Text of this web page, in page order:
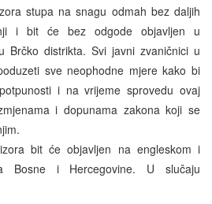
stupa na snagu odmah bez daljih
i bit će bez odgode objavljen u
Brčko distrikta. Svi javni zvaničnici u
sve neophodne mjere kako bi
i na vrijeme sprovedu ovaj
i dopunama zakona koji se
bit će objavljen na engleskom i
Bosne i Hercegovine. U slučaju